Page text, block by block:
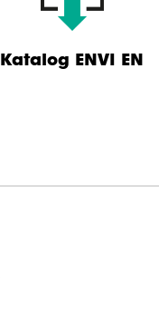
Katalog ENVI EN